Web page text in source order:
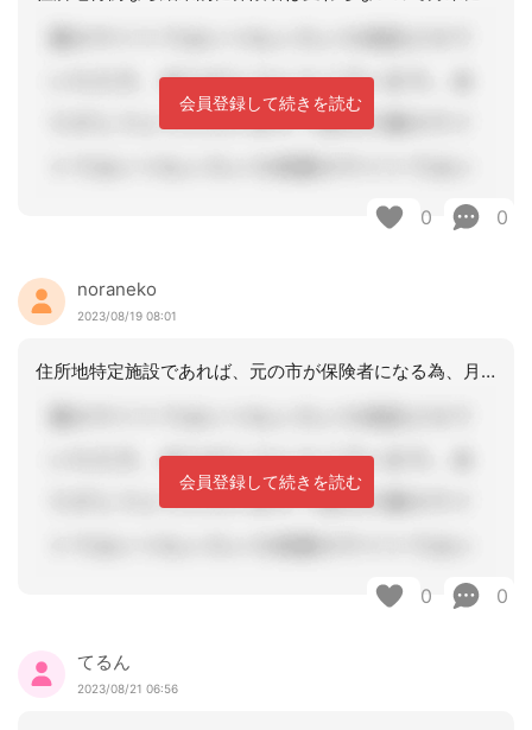
会員登録して続きを読む
0 0
noraneko
2023/08/19 08:01
住所地特定施設であれば、元の市が保険者になる為、月末に担当している居宅が請求する
会員登録して続きを読む
0 0
てるん
2023/08/21 06:56